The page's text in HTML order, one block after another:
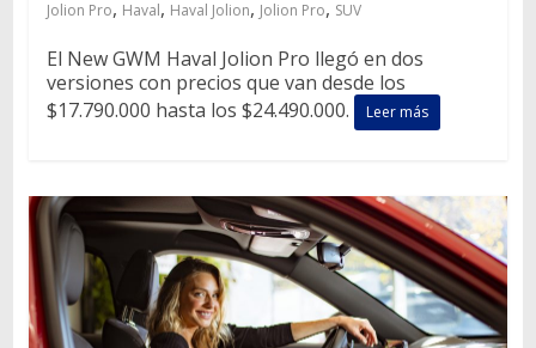
Jolion Pro, Haval, Haval Jolion, Jolion Pro, SUV
El New GWM Haval Jolion Pro llegó en dos
versiones con precios que van desde los
$17.790.000 hasta los $24.490.000.
Leer más